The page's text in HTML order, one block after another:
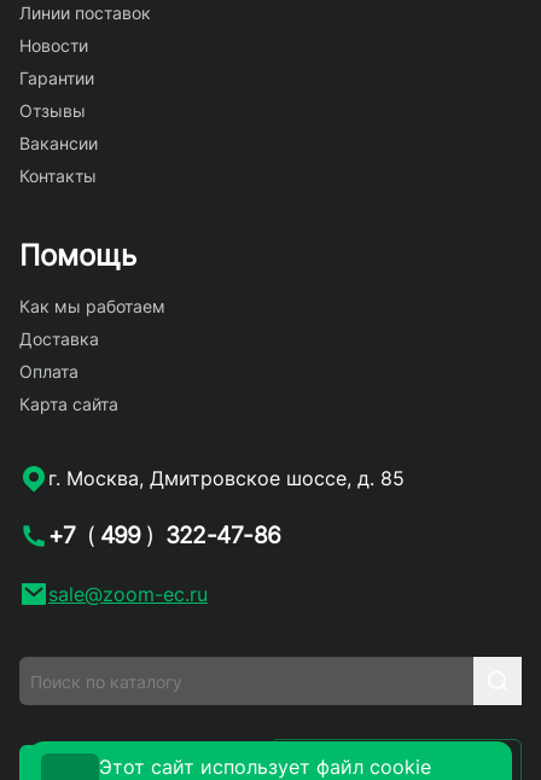
Линии поставок
Новости
Гарантии
Отзывы
Вакансии
Контакты
Помощь
Как мы работаем
Доставка
Оплата
Карта сайта
г. Москва, Дмитровское шоссе, д. 85
+7 ( 499 ) 322-47-86
sale@zoom-ec.ru
Заказать звонок Написать письмо
Этот сайт использует файл cookie